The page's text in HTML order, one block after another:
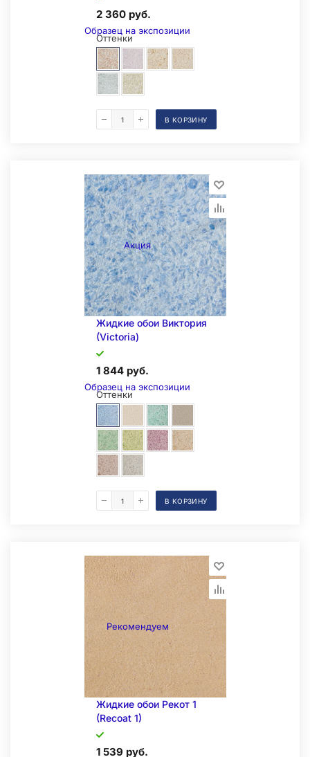
Образец на экспозиции
Складская позиция
2 360 руб.
Оттенки
В КОРЗИНУ
Акция
Образец на экспозиции
Жидкие обои Виктория
(Victoria)
1 844 руб.
Оттенки
В КОРЗИНУ
Рекомендуем
Жидкие обои Рекот 1
(Recoat 1)
1 539 руб.